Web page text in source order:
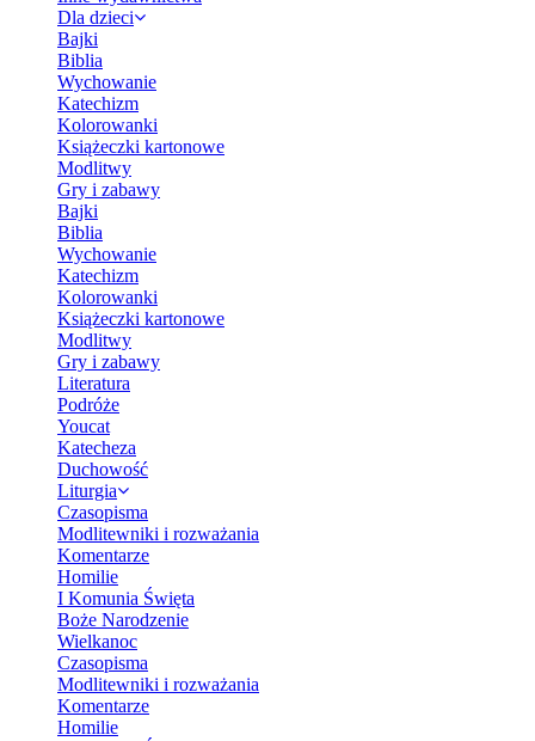
Dla dzieci
Bajki
Biblia
Wychowanie
Katechizm
Kolorowanki
Książeczki kartonowe
Modlitwy
Gry i zabawy
Bajki
Biblia
Wychowanie
Katechizm
Kolorowanki
Książeczki kartonowe
Modlitwy
Gry i zabawy
Literatura
Podróże
Youcat
Katecheza
Duchowość
Liturgia
Czasopisma
Modlitewniki i rozważania
Komentarze
Homilie
I Komunia Święta
Boże Narodzenie
Wielkanoc
Czasopisma
Modlitewniki i rozważania
Komentarze
Homilie